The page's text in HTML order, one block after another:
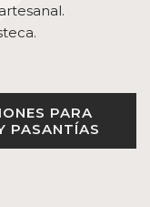
PARA
PASANTÍAS